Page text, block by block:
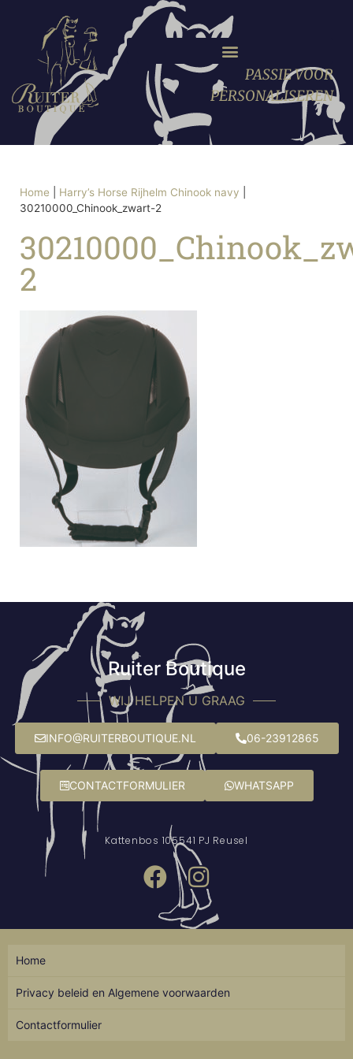
PASSIE VOOR
PERSONALISEREN
Home Harry’s Horse Rijhelm Chinook navy
30210000_Chinook_zwart-2
2
Ruiter Boutique
WIJ HELPEN U GRAAG
INFO@RUITERBOUTIQUE.NL 06-23912865
CONTACTFORMULIER WHATSAPP
Kattenbos 105541 PJ Reusel
Home
Privacy beleid en Algemene voorwaarden
Contactformulier